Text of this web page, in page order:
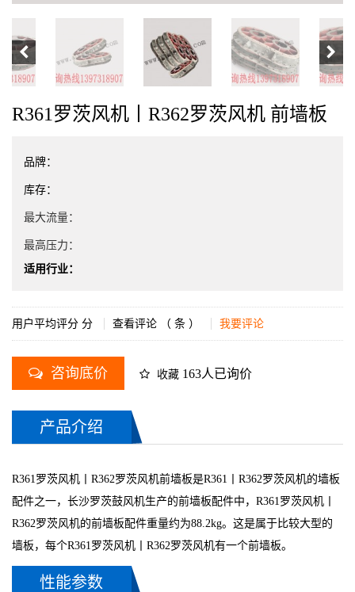
R361罗茨风机丨R362罗茨风机 前墙板
品牌：
库存：
最大流量：
最高压力：
适用行业：
用户平均评分 分 查看评论 （ 条 ） 我要评论
咨询底价 收藏 163人已询价
产品介绍
R361罗茨风机丨R362罗茨风机前墙板是R361丨R362罗茨风机的墙板
配件之一，长沙罗茨鼓风机生产的前墙板配件中，R361罗茨风机丨
R362罗茨风机的前墙板配件重量约为88.2kg。这是属于比较大型的
墙板，每个R361罗茨风机丨R362罗茨风机有一个前墙板。
性能参数